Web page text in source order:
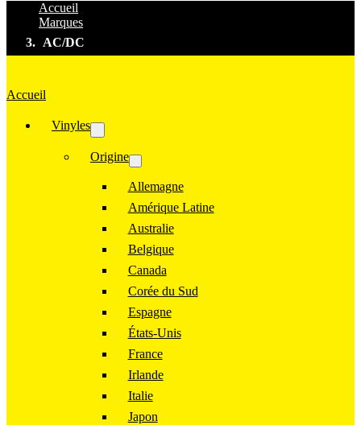
Accueil
Marques
AC/DC
Accueil
Vinyles
Origine
Allemagne
Amérique Latine
Australie
Belgique
Canada
Corée du Sud
Espagne
États-Unis
France
Irlande
Italie
Japon